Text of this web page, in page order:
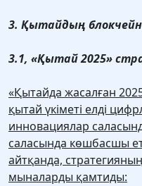
3. Қытайдың
3.1, «Қытай 2025»
«Қытайда жасалған
қытай үкіметі елді
инновациялар
саласында көшбасшы
айтқанда, стратегияның
мыналарды қамтиды: